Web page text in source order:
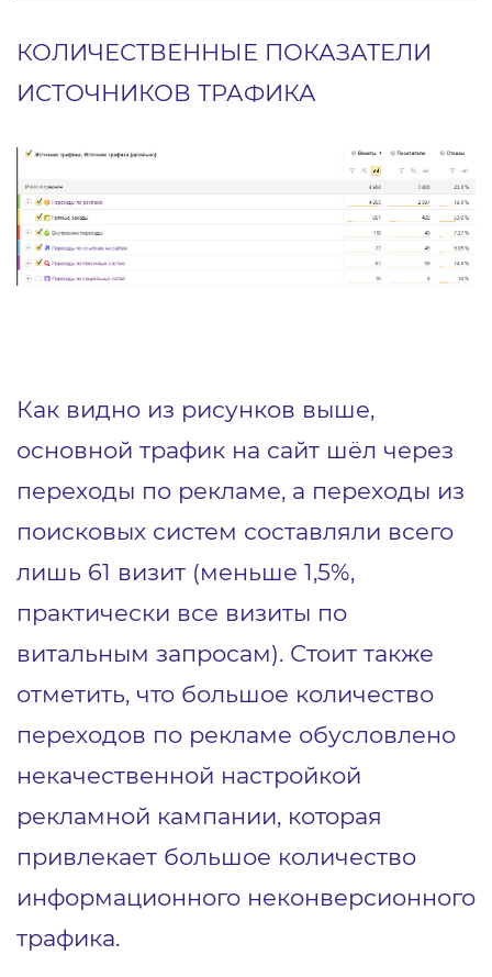
КОЛИЧЕСТВЕННЫЕ ПОКАЗАТЕЛИ
ИСТОЧНИКОВ ТРАФИКА
Как видно из рисунков выше,
основной трафик на сайт шёл через
переходы по рекламе, а переходы из
поисковых систем составляли всего
лишь 61 визит (меньше 1,5%,
практически все визиты по
витальным запросам). Стоит также
отметить, что большое количество
переходов по рекламе обусловлено
некачественной настройкой
рекламной кампании, которая
привлекает большое количество
информационного неконверсионного
трафика.